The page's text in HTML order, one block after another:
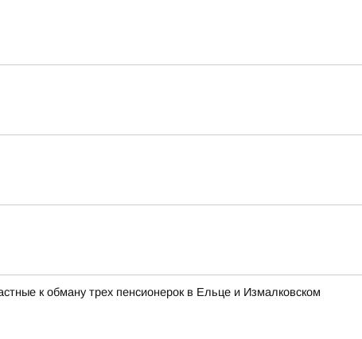
к обману трех пенсионерок в Ельце и Измалковском